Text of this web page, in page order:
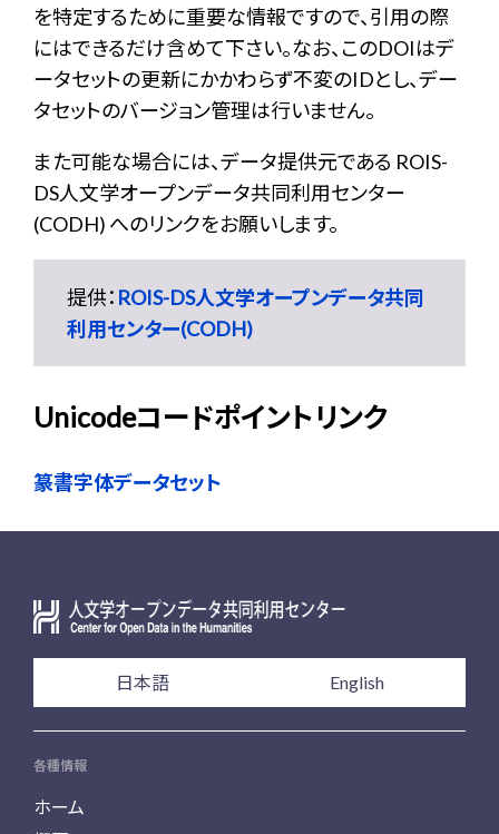
を特定するために重要な情報ですので、引用の際
にはできるだけ含めて下さい。なお、このDOIはデ
ータセットの更新にかかわらず不変のIDとし、デー
タセットのバージョン管理は行いません。
また可能な場合には、データ提供元である ROIS-
DS人文学オープンデータ共同利用センター
(CODH) へのリンクをお願いします。
提供： ROIS-DS人文学オープンデータ共同
利用センター(CODH)
Unicodeコードポイントリンク
篆書字体データセット
日本語 English
各種情報
ホーム